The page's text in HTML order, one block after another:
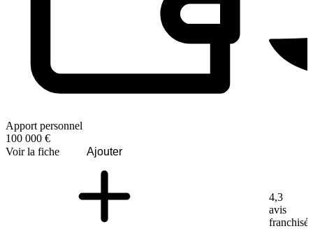
Apport personnel
100 000 €
Voir la fiche
Ajouter
4,3
avis
franchisé